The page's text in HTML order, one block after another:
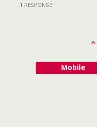
1 RESPONSE
Mobile